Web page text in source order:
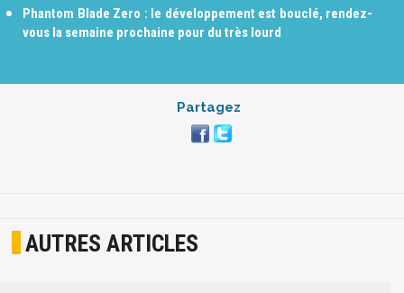
Phantom Blade Zero : le développement est bouclé, rendez-
vous la semaine prochaine pour du très lourd
Partagez
AUTRES ARTICLES